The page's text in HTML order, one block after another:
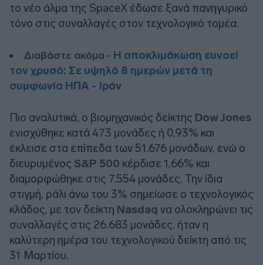
το νέο άλμα της SpaceX έδωσε ξανά πανηγυρικό
τόνο στις συναλλαγές στον τεχνολογικό τομέα.
Διαβάστε ακόμα - Η αποκλιμάκωση ευνοεί
τον χρυσό: Σε υψηλό 8 ημερών μετά τη
συμφωνία ΗΠΑ - Ιράν
Πιο αναλυτικά, ο βιομηχανικός δείκτης Dow Jones
ενισχύθηκε κατά 473 μονάδες ή 0,93% και
έκλεισε στα επίπεδα των 51.676 μονάδων, ενώ ο
διευρυμένος S&P 500 κέρδισε 1,66% και
διαμορφώθηκε στις 7.554 μονάδες. Την ίδια
στιγμή, ράλι άνω του 3% σημείωσε ο τεχνολογικός
κλάδος, με τον δείκτη Nasdaq να ολοκληρώνει τις
συναλλαγές στις 26.683 μονάδες. ήταν η
καλύτερη ημέρα του τεχνολογικού δείκτη από τις
31 Μαρτίου.